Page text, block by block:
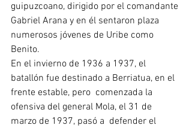
guipuzcoano, dirigido por el comandante
Gabriel Arana y en él sentaron plaza
numerosos jóvenes de Uribe como
Benito.
En el invierno de 1936 a 1937, el
batallón fue destinado a Berriatua, en el
frente estable, pero  comenzada la
ofensiva del general Mola, el 31 de
marzo de 1937, pasó a  defender el